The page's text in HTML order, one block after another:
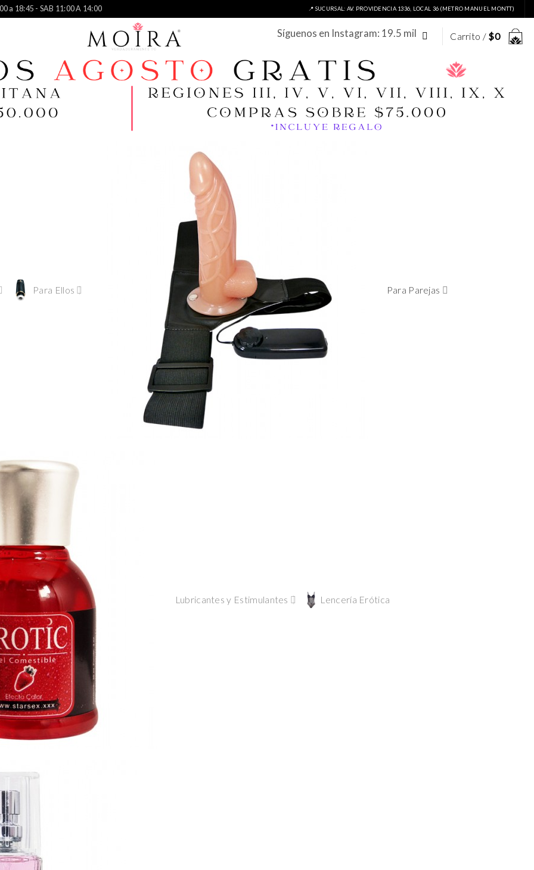
a 18:45 - SAB 11:00 A 14:00 📍 SUCURSAL: AV. PROVIDENCIA 1336, LOCAL 36 (METRO MANUEL MONTT)
Síguenos en Instagram: 19.5 mil Carrito / $0
Para Ellos Para Parejas
Lubricantes y Estimulantes Lencería Erótica